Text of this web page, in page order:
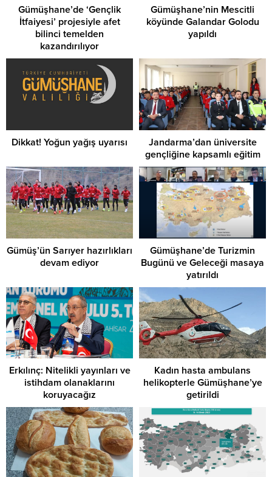
Gümüşhane’de ‘Gençlik
İtfaiyesi’ projesiyle afet
bilinci temelden
kazandırılıyor
Gümüşhane’nin Mescitli
köyünde Galandar Golodu
yapıldı
Dikkat! Yoğun yağış uyarısı
Jandarma’dan üniversite
gençliğine kapsamlı eğitim
Gümüş’ün Sarıyer hazırlıkları
devam ediyor
Gümüşhane’de Turizmin
Bugünü ve Geleceği masaya
yatırıldı
Erkılınç: Nitelikli yayınları ve
istihdam olanaklarını
koruyacağız
Kadın hasta ambulans
helikopterle Gümüşhane’ye
getirildi